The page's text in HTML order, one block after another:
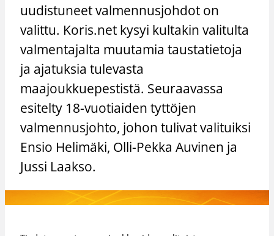
uudistuneet valmennusjohdot on
valittu. Koris.net kysyi kultakin valitulta
valmentajalta muutamia taustatietoja
ja ajatuksia tulevasta
maajoukkuepestistä. Seuraavassa
esitelty 18-vuotiaiden tyttöjen
valmennusjohto, johon tulivat valituiksi
Ensio Helimäki, Olli-Pekka Auvinen ja
Jussi Laakso.